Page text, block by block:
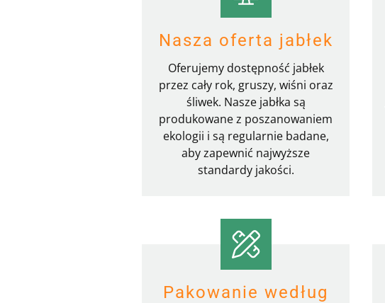
Nasza oferta jabłek
Oferujemy dostępność jabłek
przez cały rok, gruszy, wiśni oraz
śliwek. Nasze jabłka są
produkowane z poszanowaniem
ekologii i są regularnie badane,
aby zapewnić najwyższe
standardy jakości.
Pakowanie według